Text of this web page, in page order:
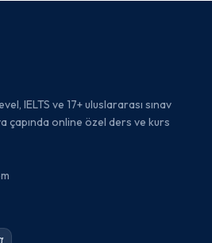
IELTS ve 17+ uluslararası sınav
çapında online özel ders ve kurs